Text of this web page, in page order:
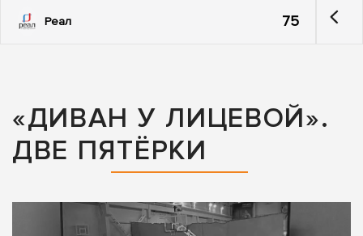
Реал 75
«ДИВАН У ЛИЦЕВОЙ».
ДВЕ ПЯТЁРКИ